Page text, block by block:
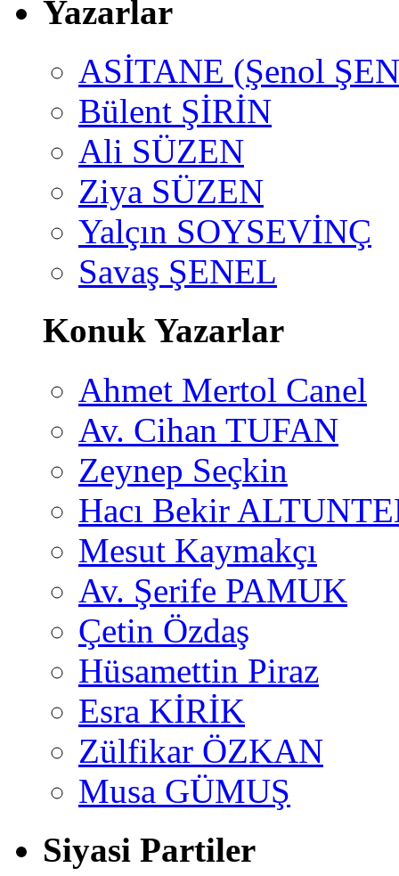
Yazarlar
ASİTANE (Şenol
Bülent ŞİRİN
Ali SÜZEN
Ziya SÜZEN
Yalçın SOYSEVİNÇ
Savaş ŞENEL
Konuk Yazarlar
Ahmet Mertol Canel
Av. Cihan TUFAN
Zeynep Seçkin
Hacı Bekir
Mesut Kaymakçı
Av. Şerife PAMUK
Çetin Özdaş
Hüsamettin Piraz
Esra KİRİK
Zülfikar ÖZKAN
Musa GÜMUŞ
Siyasi Partiler